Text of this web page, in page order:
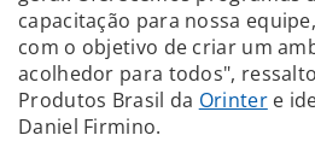
capacitação para nossa
com o objetivo de criar um
acolhedor para todos",
Produtos Brasil da Orintere
Daniel Firmino.